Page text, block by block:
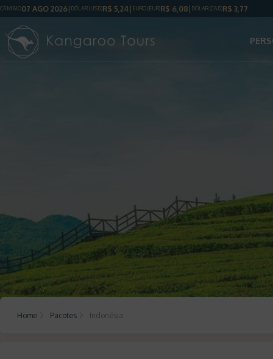
CÂMBIO07 AGO 2026 DÓLAR(USD)R$ 5,24 EURO (EUR)R$ 6,08 DÓLAR(CAD)R$ 3,77
Home Pacotes Indonésia